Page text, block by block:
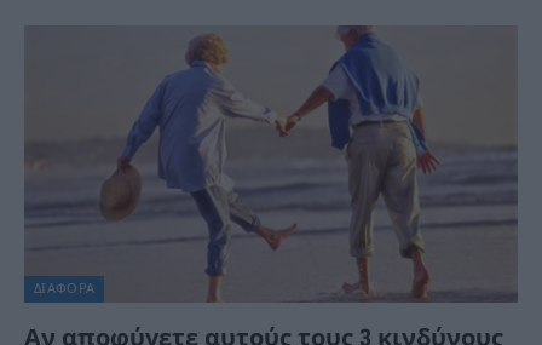
ΔΙΆΦΟΡΑ
Αν αποφύγετε αυτούς τους 3 κινδύνους